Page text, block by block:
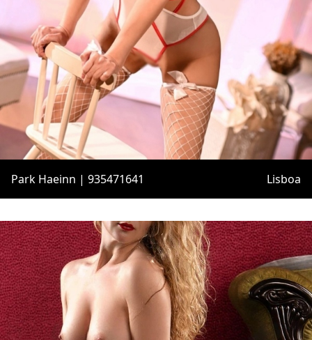
Park Haeinn | 935471641 Lisboa